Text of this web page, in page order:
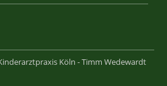
Köln - Timm Wedewardt